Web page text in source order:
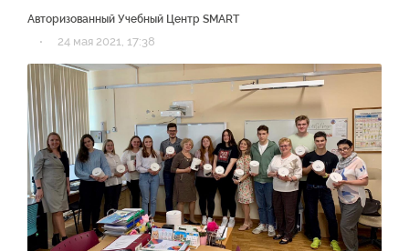
Авторизованный Учебный Центр SMART
· 24 мая 2021, 17:38